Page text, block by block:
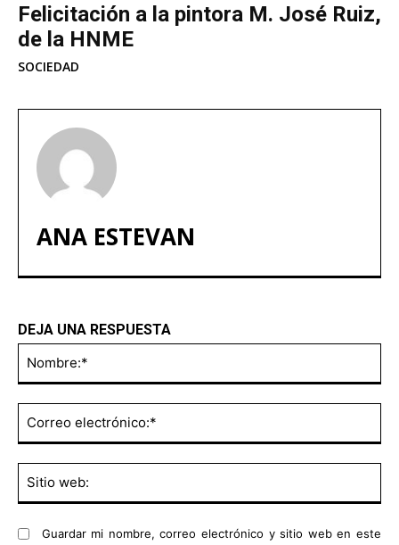
Felicitación a la pintora M. José Ruiz,
de la HNME
SOCIEDAD
ANA ESTEVAN
DEJA UNA RESPUESTA
Guardar mi nombre, correo electrónico y sitio web en este